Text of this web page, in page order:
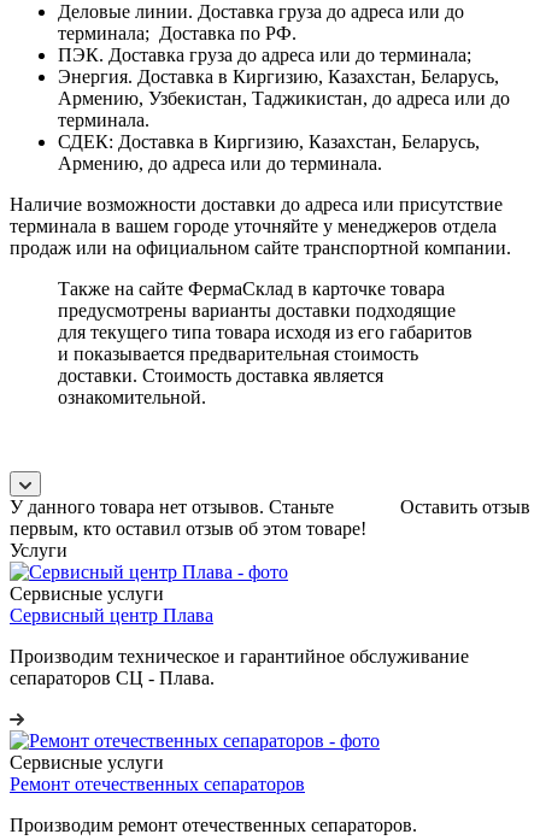
Деловые линии. Доставка груза до адреса или до
терминала; Доставка по РФ.
ПЭК. Доставка груза до адреса или до терминала;
Энергия. Доставка в Киргизию, Казахстан, Беларусь,
Армению, Узбекистан, Таджикистан, до адреса или до
терминала.
СДЕК: Доставка в Киргизию, Казахстан, Беларусь,
Армению, до адреса или до терминала.
Наличие возможности доставки до адреса или присутствие
терминала в вашем городе уточняйте у менеджеров отдела
продаж или на официальном сайте транспортной компании.
Также на сайте ФермаСклад в карточке товара
предусмотрены варианты доставки подходящие
для текущего типа товара исходя из его габаритов
и показывается предварительная стоимость
доставки. Стоимость доставка является
ознакомительной.
Оставить отзыв
У данного товара нет отзывов. Станьте
первым, кто оставил отзыв об этом товаре!
Услуги
Сервисные услуги
Сервисный центр Плава
Производим техническое и гарантийное обслуживание
сепараторов СЦ - Плава.
Сервисные услуги
Ремонт отечественных сепараторов
Производим ремонт отечественных сепараторов.